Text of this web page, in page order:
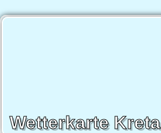
Wetterkarte Kreta